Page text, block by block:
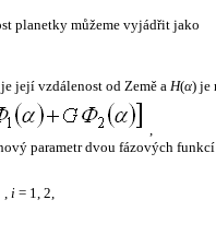
planetky můžeme vyjádřit jako
je její vzdálenost od Země a H(α) je
,
parametr dvou fázových funkcí
, i = 1, 2,